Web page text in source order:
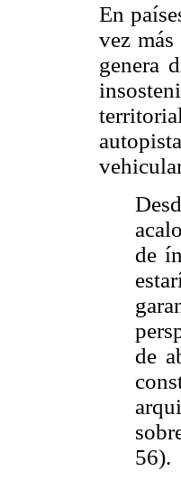
En
vez
genera
de
de
56).